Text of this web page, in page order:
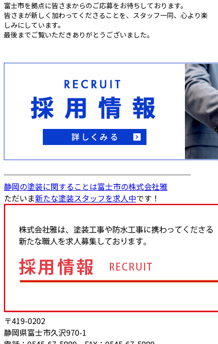
富士市を拠点に皆さまからのご応募をお待ちしております。
皆さまが新しく加わってくださることを、スタッフ一同、心より楽
しみにしています。
最後までご覧いただきありがとうございました。
────────────────────────
静岡の塗装に関することは富士市の株式会社雅
ただいま新たな塗装スタッフを求人中です！
〒419-0202
静岡県富士市久沢970-1